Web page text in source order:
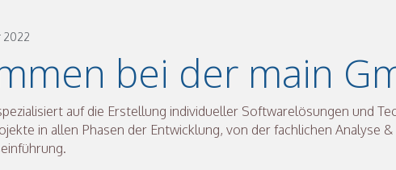
2022
bei der main
auf die Erstellung individueller Softwarelösungen und
in allen Phasen der Entwicklung, von der fachlichen